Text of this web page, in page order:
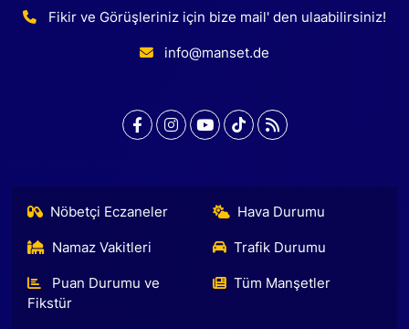
Fikir ve Görüşleriniz için bize mail' den ulaabilirsiniz!
info@manset.de
Nöbetçi Eczaneler Hava Durumu
Namaz Vakitleri Trafik Durumu
Puan Durumu ve
Fikstür
Tüm Manşetler